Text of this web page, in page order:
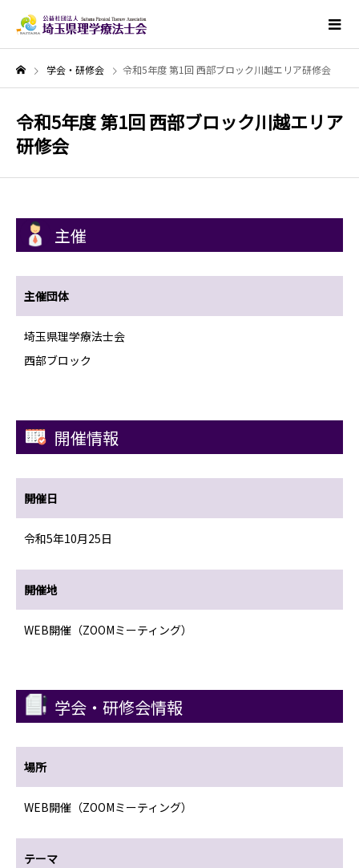
学会・研修会 令和5年度 第1回 西部ブロック川越エリア研修会
令和5年度 第1回 西部ブロック川越エリア
研修会
主催
主催団体
埼玉県理学療法士会
西部ブロック
開催情報
開催日
令和5年10月25日
開催地
WEB開催（ZOOMミーティング）
学会・研修会情報
場所
WEB開催（ZOOMミーティング）
テーマ